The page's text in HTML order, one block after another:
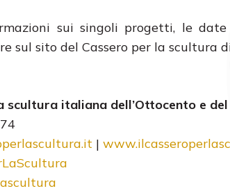
sui singoli progetti, le
sul sito del Cassero per la scultura
scultura italiana dell’Ottocento e
|